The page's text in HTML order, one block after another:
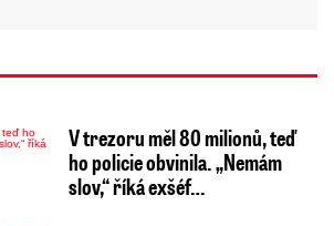
V trezoru měl 80 milionů, teď
ho policie obvinila. „Nemám
slov,“ říká exšéf…